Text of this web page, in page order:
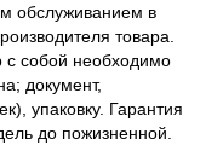
обслуживанием в
товара.
собой необходимо
документ,
упаковку. Гарантия
до пожизненной.